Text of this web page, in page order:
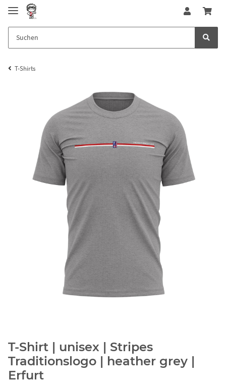
T-Shirts
T-Shirt | unisex | Stripes
Traditionslogo | heather grey |
Erfurt